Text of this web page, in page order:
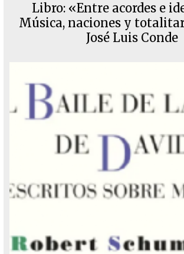
Libro: «Entre acordes e
Música, naciones y
José Luis Conde